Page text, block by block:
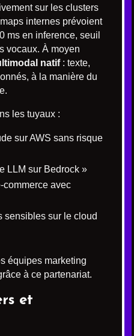
sur les clusters
internes prévoient
ms en inference, seuil
vocaux. À moyen
natif: texte,
à la manière du
les tuyaux :
sur AWS sans risque
LLM sur Bedrock »
commerce avec
sensibles sur le cloud
équipes marketing
à ce partenariat.
et